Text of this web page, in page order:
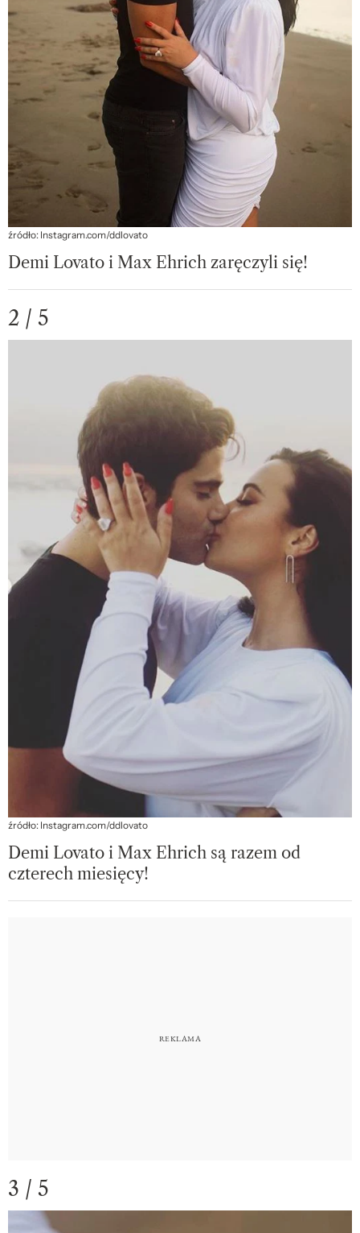
źródło: Instagram.com/ddlovato
Demi Lovato i Max Ehrich zaręczyli się!
2 / 5
źródło: Instagram.com/ddlovato
Demi Lovato i Max Ehrich są razem od
czterech miesięcy!
3 / 5